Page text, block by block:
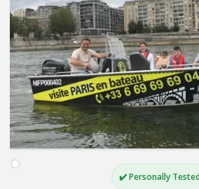
✔️ Personally Tested